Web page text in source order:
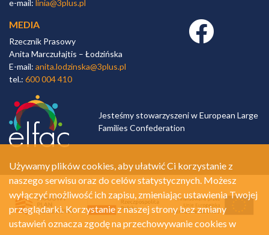
e-mail: linia@3plus.pl
MEDIA
Rzecznik Prasowy
Anita Marczułajtis – Łodzińska
E-mail: anita.lodzinska@3plus.pl
tel.: 600 004 410
Facebook link
Jesteśmy stowarzyszeni w European Large
Families Confederation
Używamy plików cookies, aby ułatwić Ci korzystanie z
naszego serwisu oraz do celów statystycznych. Możesz
wyłączyć możliwość ich zapisu, zmieniając ustawienia Twojej
przeglądarki. Korzystanie z naszej strony bez zmiany
ustawień oznacza zgodę na przechowywanie cookies w